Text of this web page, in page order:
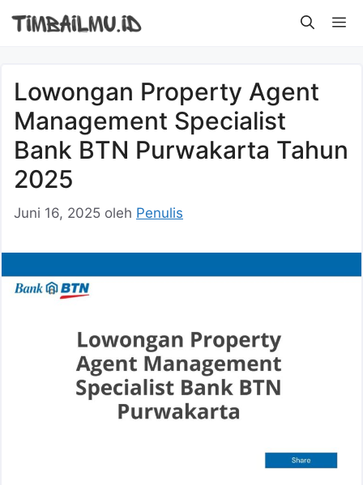
Lowongan Property Agent
Management Specialist
Bank BTN Purwakarta Tahun
2025
Juni 16, 2025 oleh Penulis